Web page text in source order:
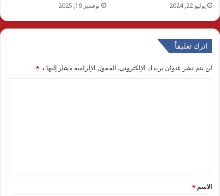
يوليو 22, 2024 نوفمبر 19, 2025
اترك تعليقاً
لن يتم نشر عنوان بريدك الإلكتروني. الحقول الإلزامية مشار إليها بـ*
ق
*
الاسم *